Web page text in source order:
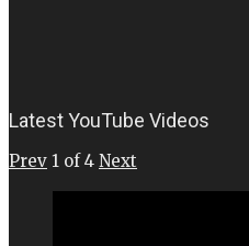
Latest YouTube Videos
Prev 1 of 4 Next